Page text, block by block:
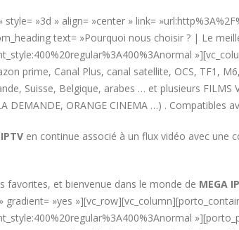
»3d » align= »center » link=
text= »Pourquoi nous choisir ? | Le
prime, Canal Plus, canal satellite, OCS, TF1,
Suisse, Belgique, arabes … et plusieurs FILMS
DEMANDE, ORANGE CINEMA …) . Compatibles
en continue associé à un flux vidéo avec une
favorites, et bienvenue dans le monde de MEGA
»yes